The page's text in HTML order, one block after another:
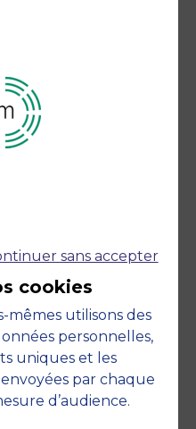
sans accepter
cookies
mêmes utilisons des
personnelles,
uniques et les
par chaque
d’audience.